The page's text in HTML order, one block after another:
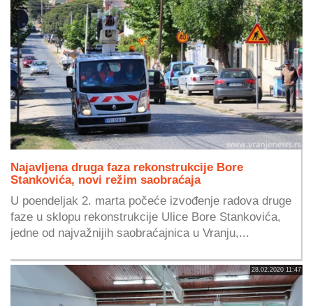
Najavljena druga faza rekonstrukcije Bore
Stankovića, novi režim saobraćaja
U poendeljak 2. marta počeće izvođenje radova druge
faze u sklopu rekonstrukcije Ulice Bore Stankovića,
jedne od najvažnijih saobraćajnica u Vranju,...
28.02.2020 11:47